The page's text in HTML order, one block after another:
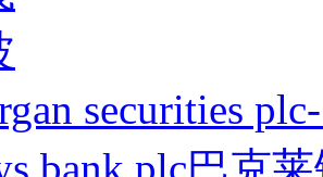
securities